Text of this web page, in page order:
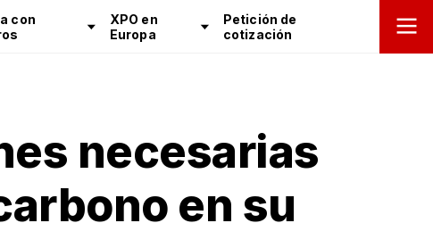
con
XPO en
Europa
Petición de
cotización
necesarias
en su